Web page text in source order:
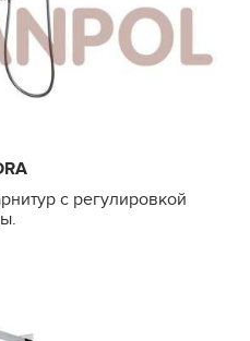
с регулировкой